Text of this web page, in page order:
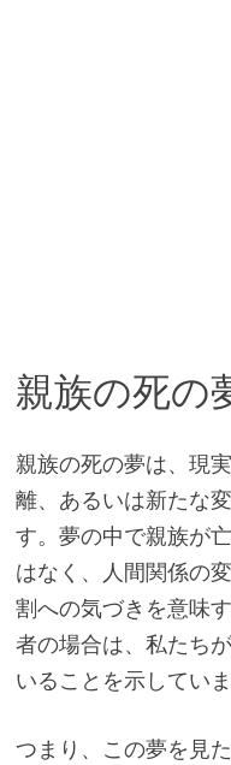
親族の死の
親族の死の夢は、現
離、あるいは新たな
す。夢の中で親族が
はなく、人間関係の
割への気づきを意味
者の場合は、私たち
いることを示していま
つまり、この夢を見